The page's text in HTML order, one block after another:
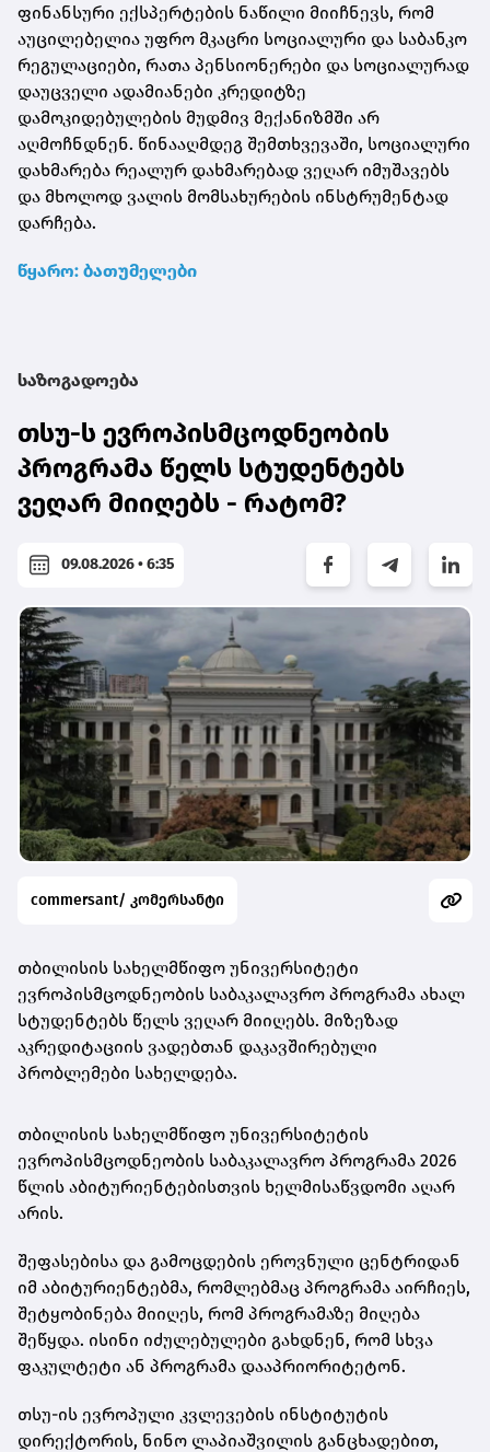
ფინანსური ექსპერტების ნაწილი მიიჩნევს, რომ
აუცილებელია უფრო მკაცრი სოციალური და საბანკო
რეგულაციები, რათა პენსიონერები და სოციალურად
დაუცველი ადამიანები კრედიტზე
დამოკიდებულების მუდმივ მექანიზმში არ
აღმოჩნდნენ. წინააღმდეგ შემთხვევაში, სოციალური
დახმარება რეალურ დახმარებად ვეღარ იმუშავებს
და მხოლოდ ვალის მომსახურების ინსტრუმენტად
დარჩება.
წყარო: ბათუმელები
საზოგადოება
თსუ-ს ევროპისმცოდნეობის
პროგრამა წელს სტუდენტებს
ვეღარ მიიღებს - რატომ?
09.08.2026 • 6:35
commersant/ კომერსანტი
თბილისის სახელმწიფო უნივერსიტეტი
ევროპისმცოდნეობის საბაკალავრო პროგრამა ახალ
სტუდენტებს წელს ვეღარ მიიღებს. მიზეზად
აკრედიტაციის ვადებთან დაკავშირებული
პრობლემები სახელდება.
თბილისის სახელმწიფო უნივერსიტეტის
ევროპისმცოდნეობის საბაკალავრო პროგრამა 2026
წლის აბიტურიენტებისთვის ხელმისაწვდომი აღარ
არის.
შეფასებისა და გამოცდების ეროვნული ცენტრიდან
იმ აბიტურიენტებმა, რომლებმაც პროგრამა აირჩიეს,
შეტყობინება მიიღეს, რომ პროგრამაზე მიღება
შეწყდა. ისინი იძულებულები გახდნენ, რომ სხვა
ფაკულტეტი ან პროგრამა დააპრიორიტეტონ.
თსუ-ის ევროპული კვლევების ინსტიტუტის
დირექტორის, ნინო ლაპიაშვილის განცხადებით,